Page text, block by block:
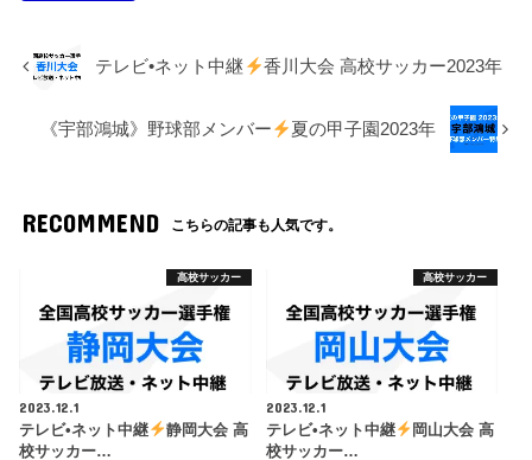
テレビ•ネット中継 香川大会 高校サッカー2023年
《宇部鴻城》野球部メンバー 夏の甲子園2023年
RECOMMEND こちらの記事も人気です。
高校サッカー
2023.12.1
テレビ•ネット中継
静岡大会 高
校サッカー…
高校サッカー
2023.12.1
テレビ•ネット中継
岡山大会 高
校サッカー…